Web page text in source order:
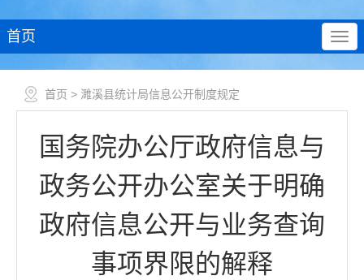
首页
首页 > 濉溪县统计局信息公开制度规定
国务院办公厅政府信息与
政务公开办公室关于明确
政府信息公开与业务查询
事项界限的解释